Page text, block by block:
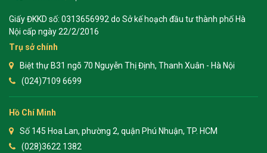
Giấy ĐKKD số: 0313656992 do Sở kế hoạch đầu tư thành phố Hà
Nội cấp ngày 22/2/2016
Trụ sở chính
Biệt thự B31 ngõ 70 Nguyễn Thị Định, Thanh Xuân - Hà Nội
(024)7109 6699
Hồ Chí Minh
Số 145 Hoa Lan, phường 2, quận Phú Nhuận, TP. HCM
(028)3622 1382